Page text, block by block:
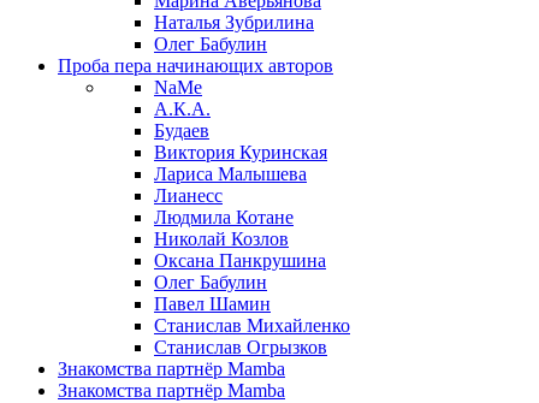
Наталья Зубрилина
Олег Бабулин
Проба пера начинающих авторов
NaMe
А.К.А.
Будаев
Виктория Куринская
Лариса Малышева
Лианесс
Людмила Котане
Николай Козлов
Оксана Панкрушина
Олег Бабулин
Павел Шамин
Станислав Михайленко
Станислав Огрызков
Знакомства партнёр Mamba
Знакомства партнёр Mamba